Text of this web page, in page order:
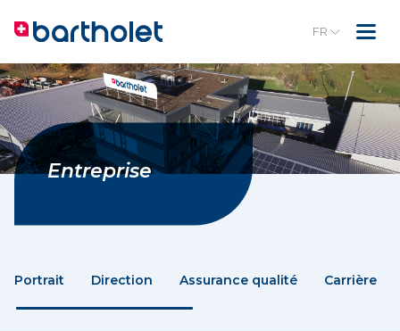
FR
Entreprise
Portrait Direction Assurance qualité Carrière